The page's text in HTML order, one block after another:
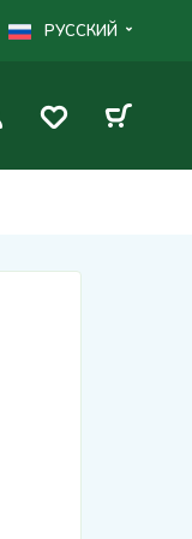
РУССКИЙ